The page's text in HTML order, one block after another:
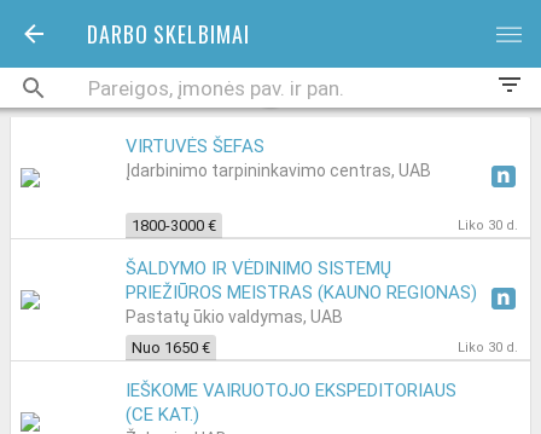
DARBO SKELBIMAI bars
filter_list
VIRTUVĖS ŠEFAS
Įdarbinimo tarpininkavimo centras, UAB
1800-3000 € Liko 30 d.
ŠALDYMO IR VĖDINIMO SISTEMŲ
PRIEŽIŪROS MEISTRAS (KAUNO REGIONAS)
Pastatų ūkio valdymas, UAB
Nuo 1650 € Liko 30 d.
IEŠKOME VAIRUOTOJO EKSPEDITORIAUS
(CE KAT.)